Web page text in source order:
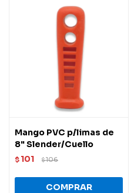
Mango PVC p/limas de
8" Slender/Cuello
$ 101 $106